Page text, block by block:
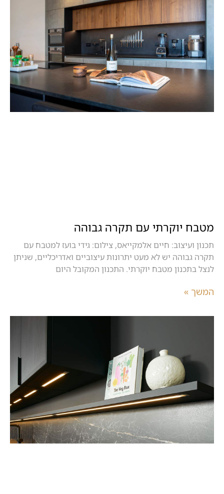
מטבח יוקרתי עם תקרה גבוהה
תכנון ועיצוב: חיים אלמקייאס, צילום: גידי בועז למטבח עם
תקרה גבוהה יש לא מעט יתרונות עיצוביים ואדריכליים, שניתן
לנצל בתכנון מטבח יוקרתי. התכנון המקובל היום
המשך »